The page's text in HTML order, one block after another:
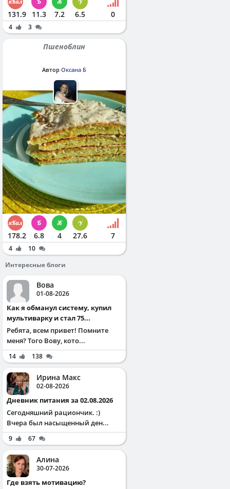
131.9 11.3 7.2 6.5 0
4 3
Пшеноблин
Автор Оксана Б
178.2 6.8 4 27.6 7
4
10
Интересные блоги
Вова
01-08-2026
Как я обманул систему, купил
мультиварку и стал 75...
Ребята, всем привет! Помните
меня? Того Вову, кото...
14 138
Ирина Макс
02-08-2026
Дневник питания за 02.08.2026
Сегодняшний рациончик. :)
Вчера был насыщенный ден...
9 67
Алина
30-07-2026
Где взять мотивацию?